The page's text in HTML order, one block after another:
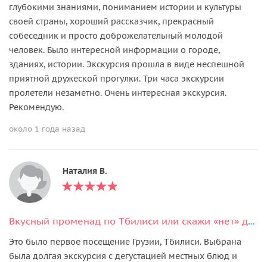
глубокими знаниями, пониманием истории и культуры
своей страны, хороший рассказчик, прекрасный
собеседник и просто доброжелательный молодой
человек. Было интересной информации о городе,
зданиях, истории. Экскурсия прошла в виде неспешной
приятной дружеской прогулки. Три часа экскурсии
пролетели незаметно. Очень интересная экскурсия.
Рекомендую.
около 1 года назад
Наталия В.
Вкусный променад по Тбилиси или скажи «нет» диетам
Это было первое посещение Грузии, Тбилиси. Выбрана
была долгая экскурсия с дегустацией местных блюд и